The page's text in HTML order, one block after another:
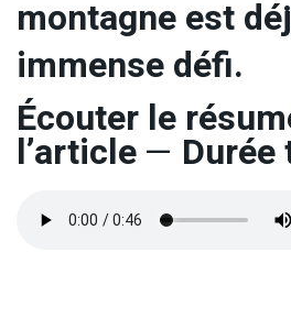
montagne est
immense défi.
Écouter le
l’article—